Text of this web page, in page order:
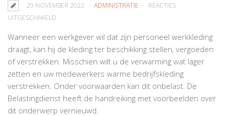
29 NOVEMBER 2022 ADMINISTRATIE
REACTIES
UITGESCHAKELD
BETAALT
WERKKLEDING
Wanneer een werkgever wil dat zijn personeel werkkleding
draagt, kan hij de kleding ter beschikking stellen, vergoeden
of verstrekken. Misschien wilt u de verwarming wat lager
zetten en uw medewerkers warme bedrijfskleding
verstrekken. Onder voorwaarden kan dit onbelast. De
Belastingdienst heeft de handreiking met voorbeelden over
dit onderwerp vernieuwd.